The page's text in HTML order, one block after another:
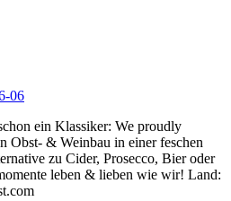
06
ein Klassiker: We proudly
Obst- & Weinbau in einer feschen
zu Cider, Prosecco, Bier oder
leben & lieben wie wir! Land: